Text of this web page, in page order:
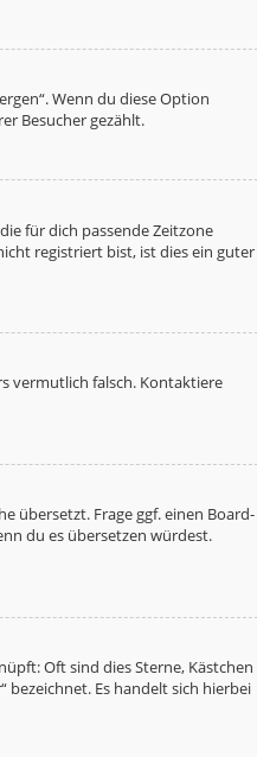
Wenn du diese Option
Besucher gezählt.
für dich passende Zeitzone
registriert bist, ist dies ein guter
vermutlich falsch. Kontaktiere
übersetzt. Frage ggf. einen Board-
du es übersetzen würdest.
Oft sind dies Sterne, Kästchen
bezeichnet. Es handelt sich hierbei